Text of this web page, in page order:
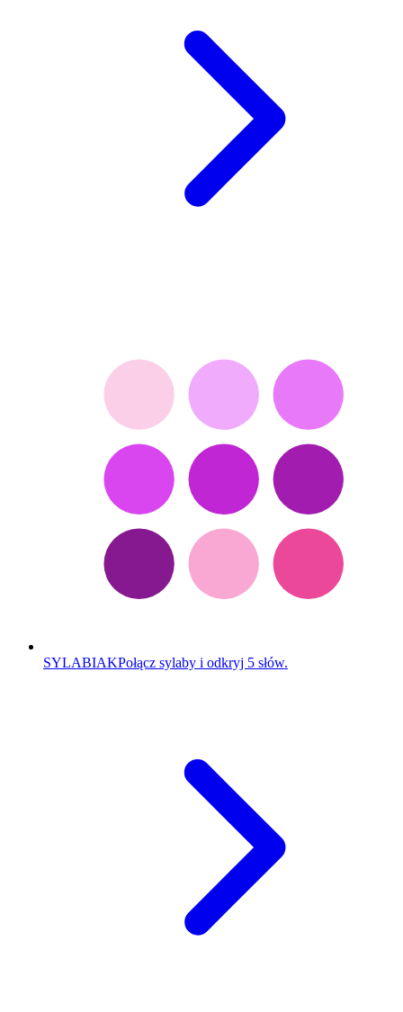
SYLABIAKPołącz sylaby i odkryj 5 słów.